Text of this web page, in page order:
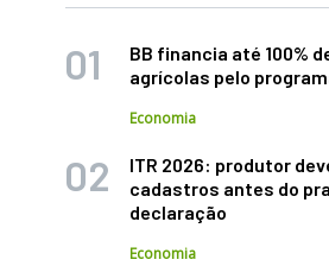
BB financia até 100%
agrícolas pelo
Economia
ITR 2026: produtor
cadastros antes do
declaração
Economia